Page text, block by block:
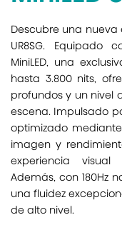
Descubre una
UR8SG. Equipado
MiniLED, una
hasta 3.800 nits,
profundos y un nivel
escena. Impulsado
optimizado mediante
imagen y
experiencia
Además, con 180Hz
una fluidez
de alto nivel.